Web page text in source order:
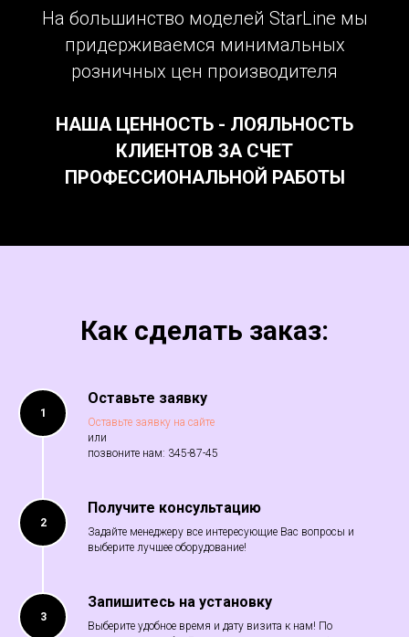
На большинство моделей StarLine мы
придерживаемся минимальных
розничных цен производителя
НАША ЦЕННОСТЬ - ЛОЯЛЬНОСТЬ
КЛИЕНТОВ ЗА СЧЕТ
ПРОФЕССИОНАЛЬНОЙ РАБОТЫ
Как сделать заказ:
1
Оставьте заявку
Оставьте заявку на сайте
или
позвоните нам: 345-87-45
2
Получите консультацию
Задайте менеджеру все интересующие Вас вопросы и
выберите лучшее оборудование!
3
Запишитесь на установку
Выберите удобное время и дату визита к нам! По